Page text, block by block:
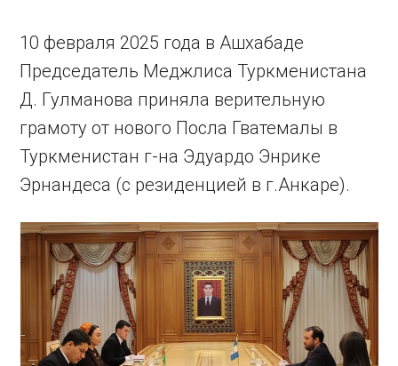
10 февраля 2025 года в Ашхабаде
Председатель Меджлиса Туркменистана
Д. Гулманова приняла верительную
грамоту от нового Посла Гватемалы в
Туркменистан г-на Эдуардо Энрике
Эрнандеса (с резиденцией в г.Анкаре).